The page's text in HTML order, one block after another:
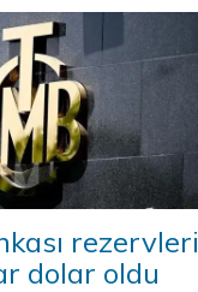
rezervleri
dolar oldu